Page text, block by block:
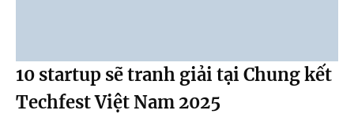
10 startup sẽ tranh giải tại Chung kết
Techfest Việt Nam 2025